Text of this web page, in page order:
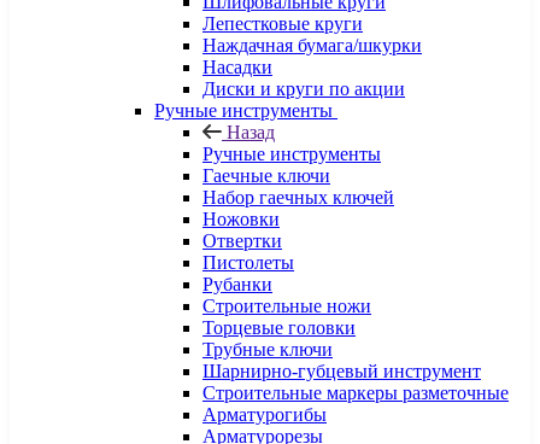
Лепестковые круги
Наждачная бумага/шкурки
Насадки
Диски и круги по акции
Ручные инструменты
Назад
Ручные инструменты
Гаечные ключи
Набор гаечных ключей
Ножовки
Отвертки
Пистолеты
Рубанки
Строительные ножи
Торцевые головки
Трубные ключи
Шарнирно-губцевый инструмент
Строительные маркеры разметочные
Арматурогибы
Арматурорезы